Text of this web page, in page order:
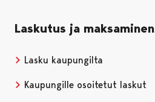
Laskutus ja maksaminen
Lasku kaupungilta
Kaupungille osoitetut laskut